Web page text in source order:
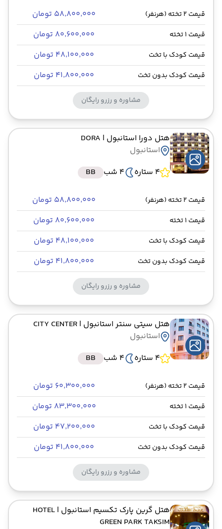
قیمت 2 تخته (هرنفر) ۵۸٬۸۰۰٬۰۰۰ تومان
قیمت 1 تخته ۸۰٬۶۰۰٬۰۰۰ تومان
قیمت کودک با تخت ۴۸٬۱۰۰٬۰۰۰ تومان
قیمت کودک بدون تخت ۴۱٬۸۰۰٬۰۰۰ تومان
مشاوره و رزرو رایگان
هتل دورا استانبول | DORA
استانبول
4 ستاره
4 شب BB
قیمت 2 تخته (هرنفر) ۵۸٬۸۰۰٬۰۰۰ تومان
قیمت 1 تخته ۸۰٬۶۰۰٬۰۰۰ تومان
قیمت کودک با تخت ۴۸٬۱۰۰٬۰۰۰ تومان
قیمت کودک بدون تخت ۴۱٬۸۰۰٬۰۰۰ تومان
مشاوره و رزرو رایگان
هتل سیتی سنتر استانبول | CITY CENTER
استانبول
4 ستاره
4 شب BB
قیمت 2 تخته (هرنفر) ۶۰٬۳۰۰٬۰۰۰ تومان
قیمت 1 تخته ۸۳٬۳۰۰٬۰۰۰ تومان
قیمت کودک با تخت ۴۷٬۲۰۰٬۰۰۰ تومان
قیمت کودک بدون تخت ۴۱٬۸۰۰٬۰۰۰ تومان
مشاوره و رزرو رایگان
هتل گرین پارک تکسیم استانبول | HOTEL
GREEN PARK TAKSIM